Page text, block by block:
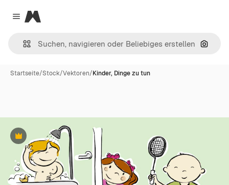
Close menu
Magnific
Nach
Startseite/Stock/Vektoren/Kinder, Dinge zu tun
Premium